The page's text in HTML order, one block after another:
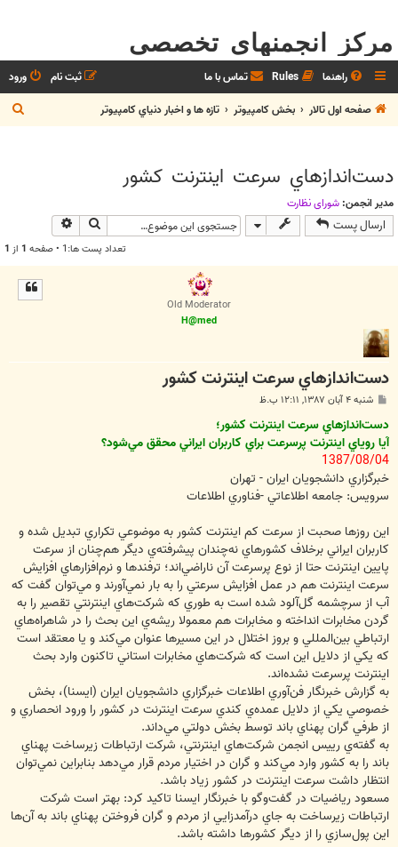
مرکز انجمنهای تخصصی
راهنما Rules تماس با ما ورود
ثبت نام
صفحه اول تالار
بخش كامپيوتر تازه ها و اخبار دنياي کامپيوتر
س
دست‌اندازهاي سرعت اينترنت كشور
مدیر انجمن: شوراي نظارت
ارسال پست جستجو
تعداد پست ها:1 • صفحه 1 از 1
Old Moderator
H@med
دست‌اندازهاي سرعت اينترنت كشور
ت
شنبه ۴ آبان ۱۳۸۷, ۱۲:۱۱ ب.ظ
دست‌اندازهاي سرعت اينترنت كشور؛
آيا روياي اينترنت پرسرعت براي كاربران ايراني محقق مي‌شود؟
1387/08/04
خبرگزاري دانشجويان ايران - تهران
سرويس: جامعه اطلاعاتي -فناوري اطلاعات
اين روزها صحبت از سرعت كم اينترنت کشور به موضوعي تکراري تبديل شده و
كاربران ايراني برخلاف کشورهاي نه‌چندان پيشرفته‌ي ديگر هم‌چنان از سرعت
پايين اينترنت حتا از نوع پرسرعت آن ناراضي‌اند؛ ترفندها و نرم‌افزارهاي افزايش
سرعت اينترنت هم در عمل افزايش سرعتي را به بار نمي‌آورند و مي‌توان گفت كه
آب از سرچشمه گل‌آلود شده است به طوري كه شركت‌هاي اينترنتي تقصير را به
گردن مخابرات انداخته و مخابرات هم معمولا ريشه‌ي اين بحث را در شاهراه‌هاي
ارتباطي بين‌المللي و بروز اختلال در اين مسيرها عنوان مي‌كند و يا معتقد است
كه يكي از دلايل اين است كه شركت‌هاي مخابرات استاني تاكنون وارد بحث
اينترنت پرسرعت نشده‌اند.
به گزارش خبرنگار فن‌آوري اطلاعات خبرگزاري دانشجويان ايران (ايسنا)، بخش
خصوصي يكي از دلايل عمده‌ي كندي سرعت اينترنت در كشور را ورود انحصاري و
از طرفي گران پهناي باند توسط بخش دولتي مي‌داند.
به گفته‌ي رييس انجمن شرکت‌هاي اينترنتي، شركت ارتباطات زيرساخت پهناي
باند را به كشور وارد مي‌كند و گران در اختيار مردم قرار مي‌دهد بنابراين نمي‌توان
انتظار داشت سرعت اينترنت در كشور زياد باشد.
مسعود رياضيات در گفت‌وگو با خبرنگار ايسنا تاكيد كرد: بهتر است شركت
ارتباطات زيرساخت‌ به جاي درآمدزايي از مردم و گران فروختن پهناي باند به آن‌ها
اين پول‌سازي را از ديگر كشورها داشته باشد.